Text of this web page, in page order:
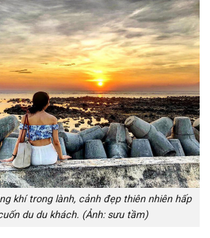
khí trong lành, cảnh đẹp thiên nhiên hấp
du du khách. (Ảnh: sưu tầm)